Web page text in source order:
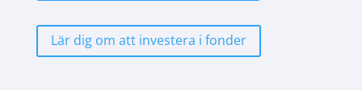
Lär dig om att investera i fonder